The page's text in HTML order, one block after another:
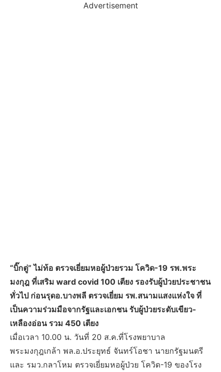
Advertisement
“บิ๊กตู่” ไม่ท้อ ตรวจเยี่ยมหอผู้ป่วยรวม โควิด-19 รพ.พระ
มงกุฎ ที่เสริม ward covid 100 เตียง รองรับผู้ป่วยประชาชน
ทั่วไป ก่อนรุดอ.บางพลี ตรวจเยี่ยม รพ.สนามแสงแห่งใจ ที่
เป็นความร่วมมือจากรัฐและเอกชน รับผู้ป่วยระดับเขียว-
เหลืองอ่อน รวม 450 เตียง
เมื่อเวลา 10.00 น. วันที่ 20 ส.ค.ที่โรงพยาบาล
พระมงกุฎเกล้า พล.อ.ประยุทธ์ จันทร์โอชา นายกรัฐมนตรี
และ รมว.กลาโหม ตรวจเยี่ยมหอผู้ป่วย โควิด-19 ของโรง